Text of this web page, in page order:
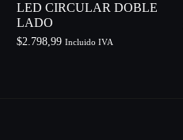
LED CIRCULAR DOBLE
LADO
$2.798,99 Incluido IVA